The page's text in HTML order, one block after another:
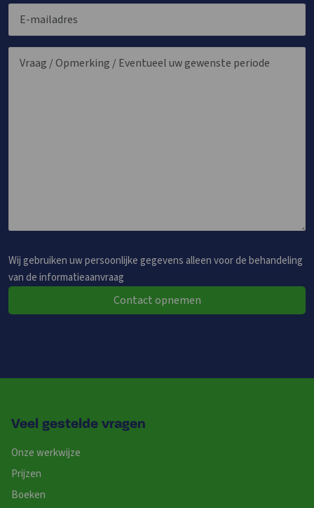
Wij gebruiken uw persoonlijke gegevens alleen voor de behandeling
van de informatieaanvraag
Contact opnemen
Veel gestelde vragen
Onze werkwijze
Prijzen
Boeken